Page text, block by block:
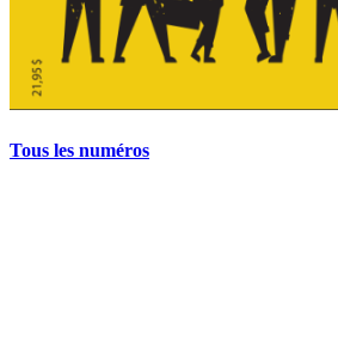
Tous les numéros